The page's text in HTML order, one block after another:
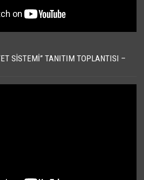
SISTEMI” TANITIM TOPLANTISI –